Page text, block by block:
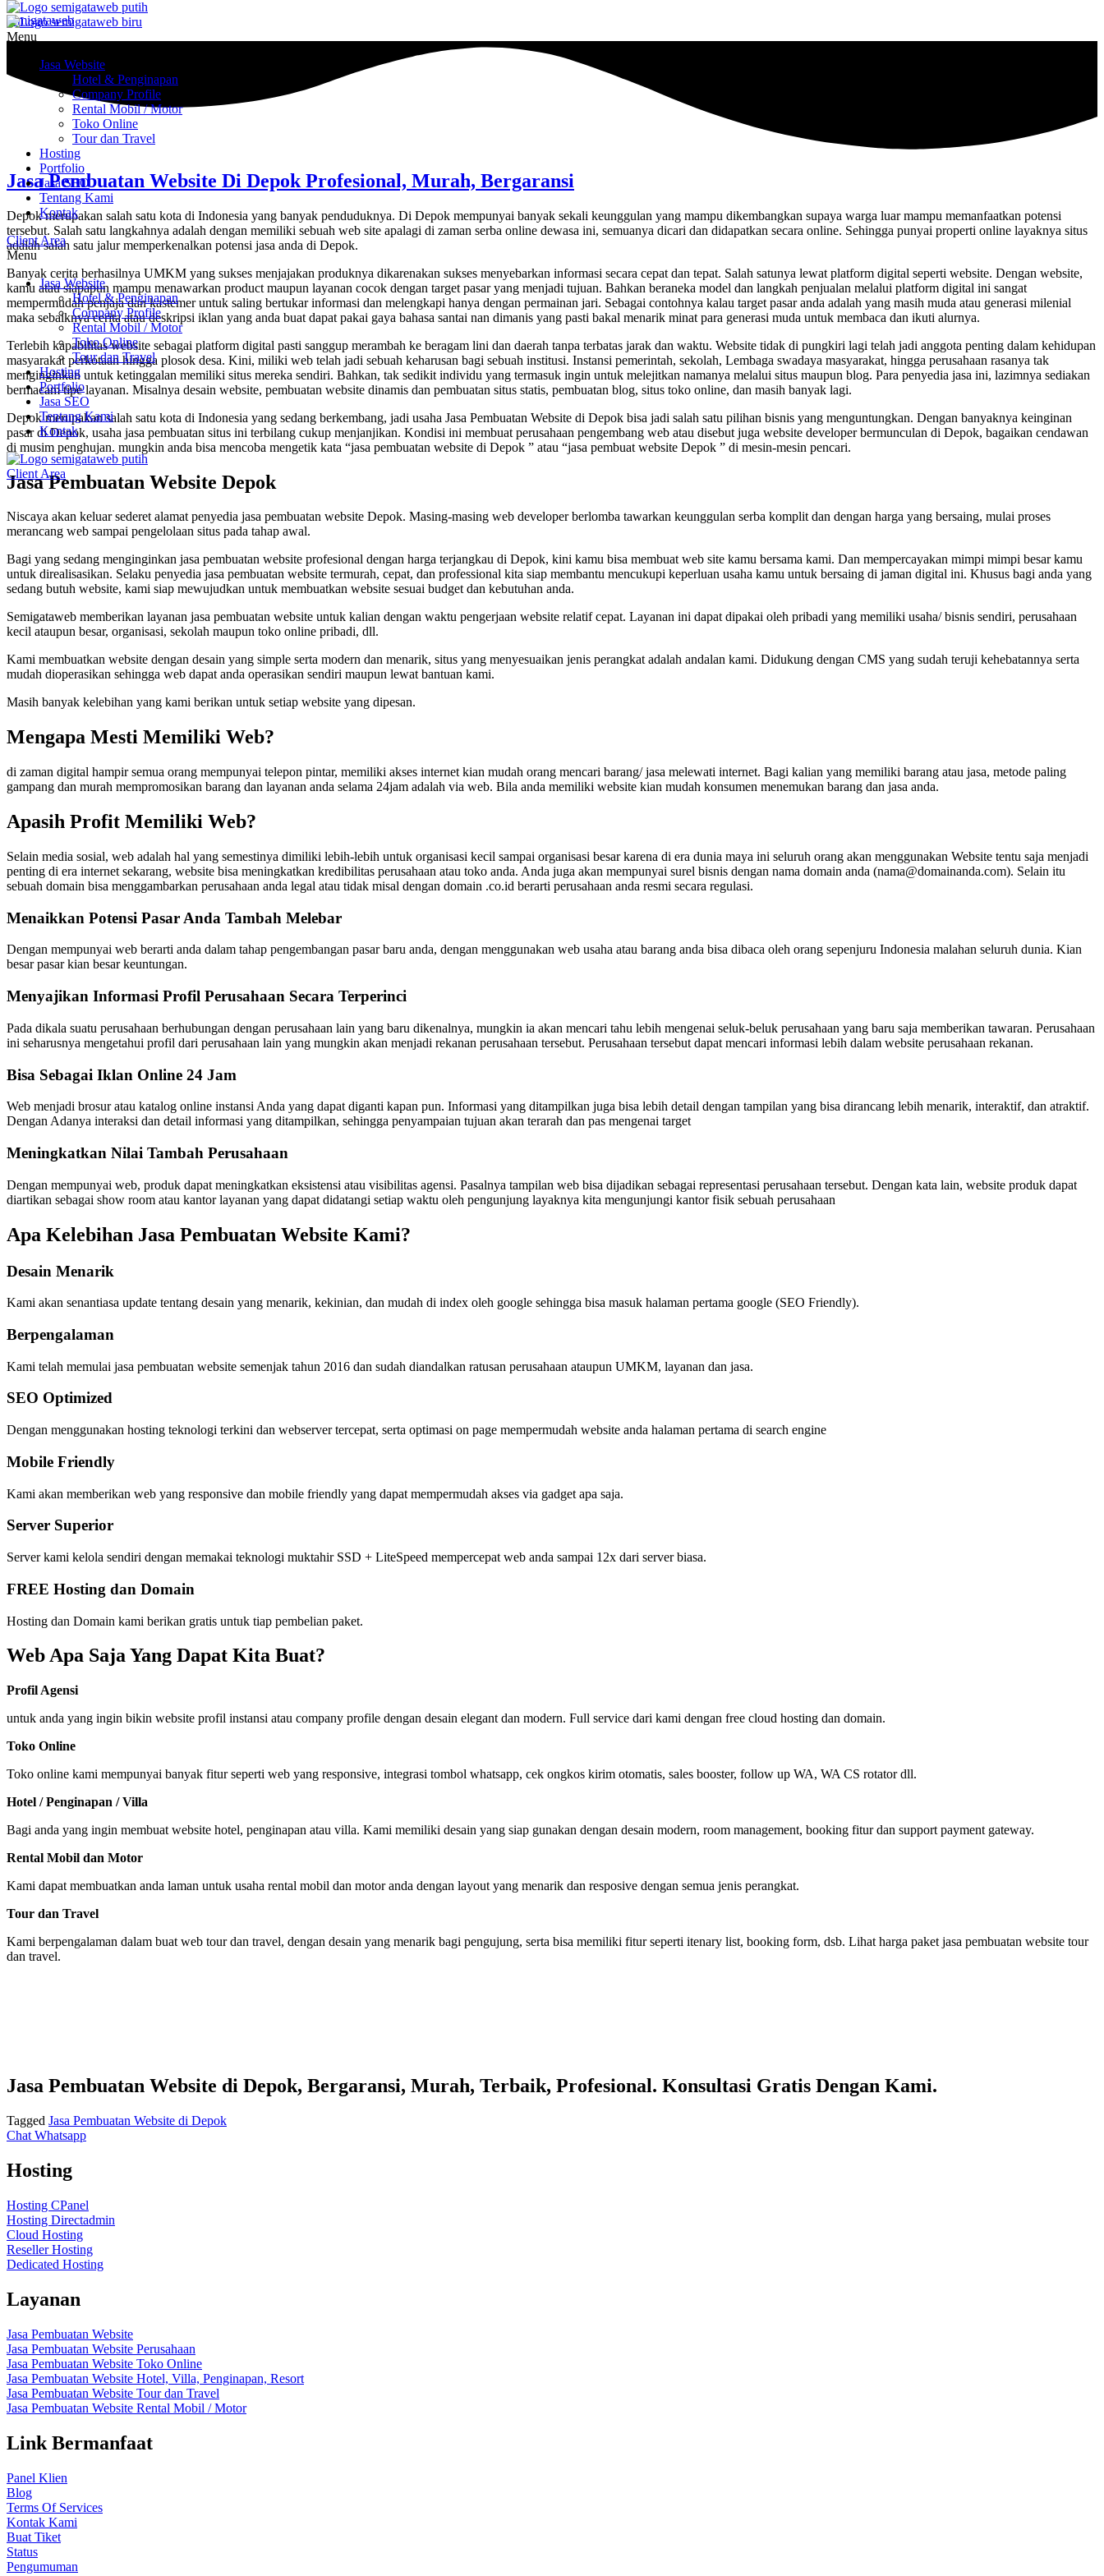
semigataweb
Menu
Jasa Website
Hotel & Penginapan
Company Profile
Rental Mobil / Motor
Toko Online
Tour dan Travel
Hosting
Portfolio
Jasa SEO
Tentang Kami
Kontak
Client Area
Menu
Jasa Website
Hotel & Penginapan
Company Profile
Rental Mobil / Motor
Toko Online
Tour dan Travel
Hosting
Portfolio
Jasa SEO
Tentang Kami
Kontak
Client Area
Jasa Pembuatan Website Di Depok Profesional, Murah, Bergaransi
Depok merupakan salah satu kota di Indonesia yang banyak penduduknya. Di Depok mempunyai banyak sekali keunggulan yang mampu dikembangkan supaya warga luar mampu memanfaatkan potensi
tersebut. Salah satu langkahnya adalah dengan memiliki sebuah web site apalagi di zaman serba online dewasa ini, semuanya dicari dan didapatkan secara online. Sehingga punyai properti online layaknya situs
adalah salah satu jalur memperkenalkan potensi jasa anda di Depok.
Banyak cerita berhasilnya UMKM yang sukses menjajakan produknya dikarenakan sukses menyebarkan informasi secara cepat dan tepat. Salah satunya lewat platform digital seperti website. Dengan website,
kamu atau siapapun mampu menawarkan product maupun layanan cocok dengan target pasar yang menjadi tujuan. Bahkan beraneka model dan langkah penjualan melalui platform digital ini sangat
mempermudah penjaja dan kastemer untuk saling bertukar informasi dan melengkapi hanya dengan permainan jari. Sebagai contohnya kalau target pasar anda adalah yang masih muda atau generasi milenial
maka sebaiknya cerita atau deskripsi iklan yang anda buat dapat pakai gaya bahasa santai nan dimanis yang pasti bakal menarik minat para generasi muda untuk membaca dan ikuti alurnya.
Terlebih kapabilitas website sebagai platform digital pasti sanggup merambah ke beragam lini dan daerah tanpa terbatas jarak dan waktu. Website tidak di pungkiri lagi telah jadi anggota penting dalam kehidupan
masyarakat perkotaan hingga plosok desa. Kini, miliki web telah jadi sebuah keharusan bagi sebuah institusi. Instansi pemerintah, sekolah, Lembaga swadaya masyarakat, hingga perusahaan rasanya tak
menginginkan untuk ketinggalan memiliki situs mereka sendiri. Bahkan, tak sedikit individu yang termasuk ingin untuk melejitkan namanya melalui situs maupun blog. Para penyedia jasa ini, lazimnya sediakan
bermacam tipe layanan. Misalnya desain website, pembuatan website dinamis dan pembuatan situs statis, pembuatan blog, situs toko online, dan masih banyak lagi.
Depok merupakan salah satu kota di Indonesia yang sedang berkembang, jadi usaha Jasa Pembuatan Website di Depok bisa jadi salah satu pilihan bisnis yang menguntungkan. Dengan banyaknya keinginan
pasar di Depok, usaha jasa pembuatan situs ini terbilang cukup menjanjikan. Kondisi ini membuat perusahaan pengembang web atau disebut juga website developer bermunculan di Depok, bagaikan cendawan
di musim penghujan. mungkin anda bisa mencoba mengetik kata “jasa pembuatan website di Depok ” atau “jasa pembuat website Depok ” di mesin-mesin pencari.
Jasa Pembuatan Website Depok
Niscaya akan keluar sederet alamat penyedia jasa pembuatan website Depok. Masing-masing web developer berlomba tawarkan keunggulan serba komplit dan dengan harga yang bersaing, mulai proses
merancang web sampai pengelolaan situs pada tahap awal.
Bagi yang sedang menginginkan jasa pembuatan website profesional dengan harga terjangkau di Depok, kini kamu bisa membuat web site kamu bersama kami. Dan mempercayakan mimpi mimpi besar kamu
untuk direalisasikan. Selaku penyedia jasa pembuatan website termurah, cepat, dan professional kita siap membantu mencukupi keperluan usaha kamu untuk bersaing di jaman digital ini. Khusus bagi anda yang
sedang butuh website, kami siap mewujudkan untuk membuatkan website sesuai budget dan kebutuhan anda.
Semigataweb memberikan layanan jasa pembuatan website untuk kalian dengan waktu pengerjaan website relatif cepat. Layanan ini dapat dipakai oleh pribadi yang memiliki usaha/ bisnis sendiri, perusahaan
kecil ataupun besar, organisasi, sekolah maupun toko online pribadi, dll.
Kami membuatkan website dengan desain yang simple serta modern dan menarik, situs yang menyesuaikan jenis perangkat adalah andalan kami. Didukung dengan CMS yang sudah teruji kehebatannya serta
mudah dioperasikan sehingga web dapat anda operasikan sendiri maupun lewat bantuan kami.
Masih banyak kelebihan yang kami berikan untuk setiap website yang dipesan.
Mengapa Mesti Memiliki Web?
di zaman digital hampir semua orang mempunyai telepon pintar, memiliki akses internet kian mudah orang mencari barang/ jasa melewati internet. Bagi kalian yang memiliki barang atau jasa, metode paling
gampang dan murah mempromosikan barang dan layanan anda selama 24jam adalah via web. Bila anda memiliki website kian mudah konsumen menemukan barang dan jasa anda.
Apasih Profit Memiliki Web?
Selain media sosial, web adalah hal yang semestinya dimiliki lebih-lebih untuk organisasi kecil sampai organisasi besar karena di era dunia maya ini seluruh orang akan menggunakan Website tentu saja menjadi
penting di era internet sekarang, website bisa meningkatkan kredibilitas perusahaan atau toko anda. Anda juga akan mempunyai surel bisnis dengan nama domain anda (nama@domainanda.com). Selain itu
sebuah domain bisa menggambarkan perusahaan anda legal atau tidak misal dengan domain .co.id berarti perusahaan anda resmi secara regulasi.
Menaikkan Potensi Pasar Anda Tambah Melebar
Dengan mempunyai web berarti anda dalam tahap pengembangan pasar baru anda, dengan menggunakan web usaha atau barang anda bisa dibaca oleh orang sepenjuru Indonesia malahan seluruh dunia. Kian
besar pasar kian besar keuntungan.
Menyajikan Informasi Profil Perusahaan Secara Terperinci
Pada dikala suatu perusahaan berhubungan dengan perusahaan lain yang baru dikenalnya, mungkin ia akan mencari tahu lebih mengenai seluk-beluk perusahaan yang baru saja memberikan tawaran. Perusahaan
ini seharusnya mengetahui profil dari perusahaan lain yang mungkin akan menjadi rekanan perusahaan tersebut. Perusahaan tersebut dapat mencari informasi lebih dalam website perusahaan rekanan.
Bisa Sebagai Iklan Online 24 Jam
Web menjadi brosur atau katalog online instansi Anda yang dapat diganti kapan pun. Informasi yang ditampilkan juga bisa lebih detail dengan tampilan yang bisa dirancang lebih menarik, interaktif, dan atraktif.
Dengan Adanya interaksi dan detail informasi yang ditampilkan, sehingga penyampaian tujuan akan terarah dan pas mengenai target
Meningkatkan Nilai Tambah Perusahaan
Dengan mempunyai web, produk dapat meningkatkan eksistensi atau visibilitas agensi. Pasalnya tampilan web bisa dijadikan sebagai representasi perusahaan tersebut. Dengan kata lain, website produk dapat
diartikan sebagai show room atau kantor layanan yang dapat didatangi setiap waktu oleh pengunjung layaknya kita mengunjungi kantor fisik sebuah perusahaan
Apa Kelebihan Jasa Pembuatan Website Kami?
Desain Menarik
Kami akan senantiasa update tentang desain yang menarik, kekinian, dan mudah di index oleh google sehingga bisa masuk halaman pertama google (SEO Friendly).
Berpengalaman
Kami telah memulai jasa pembuatan website semenjak tahun 2016 dan sudah diandalkan ratusan perusahaan ataupun UMKM, layanan dan jasa.
SEO Optimized
Dengan menggunakan hosting teknologi terkini dan webserver tercepat, serta optimasi on page mempermudah website anda halaman pertama di search engine
Mobile Friendly
Kami akan memberikan web yang responsive dan mobile friendly yang dapat mempermudah akses via gadget apa saja.
Server Superior
Server kami kelola sendiri dengan memakai teknologi muktahir SSD + LiteSpeed mempercepat web anda sampai 12x dari server biasa.
FREE Hosting dan Domain
Hosting dan Domain kami berikan gratis untuk tiap pembelian paket.
Web Apa Saja Yang Dapat Kita Buat?
Profil Agensi
untuk anda yang ingin bikin website profil instansi atau company profile dengan desain elegant dan modern. Full service dari kami dengan free cloud hosting dan domain.
Toko Online
Toko online kami mempunyai banyak fitur seperti web yang responsive, integrasi tombol whatsapp, cek ongkos kirim otomatis, sales booster, follow up WA, WA CS rotator dll.
Hotel / Penginapan / Villa
Bagi anda yang ingin membuat website hotel, penginapan atau villa. Kami memiliki desain yang siap gunakan dengan desain modern, room management, booking fitur dan support payment gateway.
Rental Mobil dan Motor
Kami dapat membuatkan anda laman untuk usaha rental mobil dan motor anda dengan layout yang menarik dan resposive dengan semua jenis perangkat.
Tour dan Travel
Kami berpengalaman dalam buat web tour dan travel, dengan desain yang menarik bagi pengujung, serta bisa memiliki fitur seperti itenary list, booking form, dsb. Lihat harga paket jasa pembuatan website tour
dan travel.
Jasa Pembuatan Website di Depok, Bergaransi, Murah, Terbaik, Profesional. Konsultasi Gratis Dengan Kami.
Tagged Jasa Pembuatan Website di Depok
Chat Whatsapp
Hosting
Hosting CPanel
Hosting Directadmin
Cloud Hosting
Reseller Hosting
Dedicated Hosting
Layanan
Jasa Pembuatan Website
Jasa Pembuatan Website Perusahaan
Jasa Pembuatan Website Toko Online
Jasa Pembuatan Website Hotel, Villa, Penginapan, Resort
Jasa Pembuatan Website Tour dan Travel
Jasa Pembuatan Website Rental Mobil / Motor
Link Bermanfaat
Panel Klien
Blog
Terms Of Services
Kontak Kami
Buat Tiket
Status
Pengumuman